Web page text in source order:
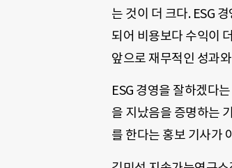
는 것이 더 크다. ESG
되어 비용보다 수익이
앞으로 재무적인 성과
ESG 경영을 잘하겠다
을 지났음을 증명하는
를 한다는 홍보 기사가